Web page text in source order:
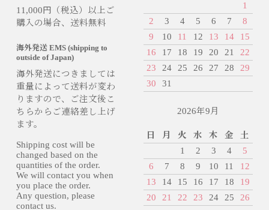
11,000円（税込）以上ご
購入の場合、送料無料
海外発送 EMS (shipping to
outside of Japan)
海外発送につきましては
重量によって送料が変わ
りますので、ご注文後こ
ちらからご連絡差し上げ
ます。
Shipping cost will be
changed based on the
quantities of the order.
We will contact you when
you place the order.
Any question, please
contact us.
1
2
3 4 5 6 7
8
9
10 11 12 13 14
15
16
17 18 19 20 21
22
23
24 25 26 27 28
29
30
31
2026年9月
日 月 火 水 木 金
土
1
2 3 4
5
6
7 8 9 10 11
12
13
14 15 16 17 18
19
20
21 22 23 24 25
26